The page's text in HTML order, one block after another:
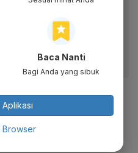
lebih nyaman dan nikmati
mobile Katadata.
Baca Nanti
Bagi Anda yang sibuk
Browser